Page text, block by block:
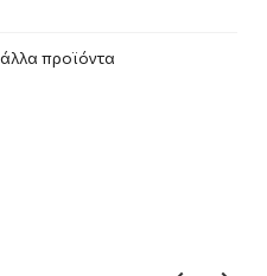
προϊόντα